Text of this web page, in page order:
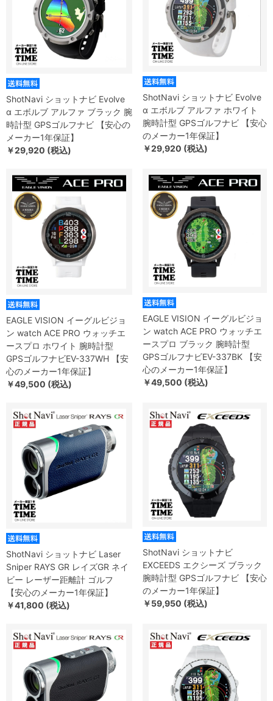
ShotNavi ショットナビ Evolve
α エボルブ アルファ ブラック 腕
時計型 GPSゴルフナビ 【安心の
メーカー1年保証】
￥29,920 (税込)
ShotNavi ショットナビ Evolve
α エボルブ アルファ ホワイト
腕時計型 GPSゴルフナビ 【安心
のメーカー1年保証】
￥29,920 (税込)
EAGLE VISION イーグルビジョ
ン watch ACE PRO ウォッチエ
ースプロ ホワイト 腕時計型
GPSゴルフナビEV-337WH 【安
心のメーカー1年保証】
￥49,500 (税込)
EAGLE VISION イーグルビジョ
ン watch ACE PRO ウォッチエ
ースプロ ブラック 腕時計型
GPSゴルフナビEV-337BK 【安
心のメーカー1年保証】
￥49,500 (税込)
ShotNavi ショットナビ Laser
Sniper RAYS GR レイズGR ネイ
ビー レーザー距離計 ゴルフ
【安心のメーカー1年保証】
￥41,800 (税込)
ShotNavi ショットナビ
EXCEEDS エクシーズ ブラック
腕時計型 GPSゴルフナビ 【安心
のメーカー1年保証】
￥59,950 (税込)